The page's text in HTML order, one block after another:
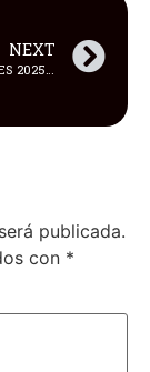
NEXT
publicada.
con *